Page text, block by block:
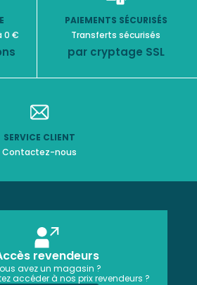
0 €
PAIEMENTS SÉCURISÉS
Transferts sécurisés
par cryptage SSL
SERVICE CLIENT
Contactez-nous
revendeurs
avez un magasin ?
accéder à nos prix revendeurs ?